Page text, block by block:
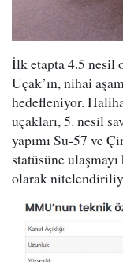
İlk etapta 4.5
Uçak’ın, nihai
hedefleniyor.
uçakları, 5. nesil
yapımı Su-57 ve
statüsüne
olarak